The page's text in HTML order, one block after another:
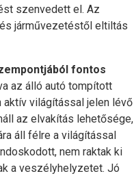
szenvedett el. Az
járművezetéstől eltiltás
fontos
az álló autó tompított
világítással jelen lévő
az elvakítás lehetősége,
áll félre a világítással
nem raktak ki
a veszélyhelyzetet. Jó